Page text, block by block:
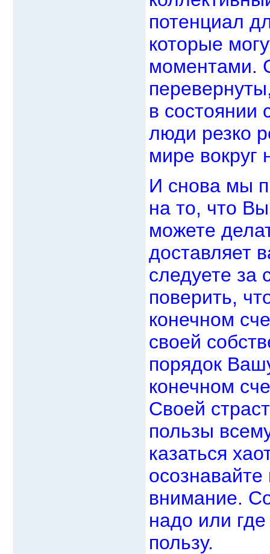
потенциал
которые
моментами.
в состоянии
люди резко
мире вокруг
И снова мы
на то, что
можете
доставляет
следуете за
поверить,
конечном
своей
порядок
конечном
Своей
пользы
казаться
внимание.
надо или
пользу.